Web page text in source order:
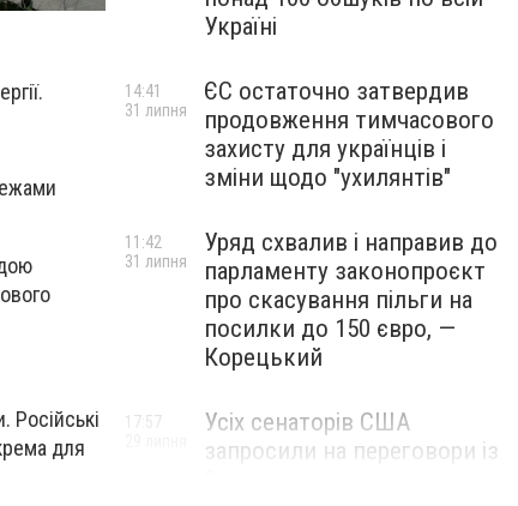
Російські
для
Україні
ЄС остаточно затвердив
продовження тимчасового
захисту для українців і
зміни щодо "ухилянтів"
14:41
31 липня
Уряд схвалив і направив до
парламенту законопроєкт
про скасування пільги на
посилки до 150 євро, —
Корецький
11:42
31 липня
Усіх сенаторів США
запросили на переговори із
17:57